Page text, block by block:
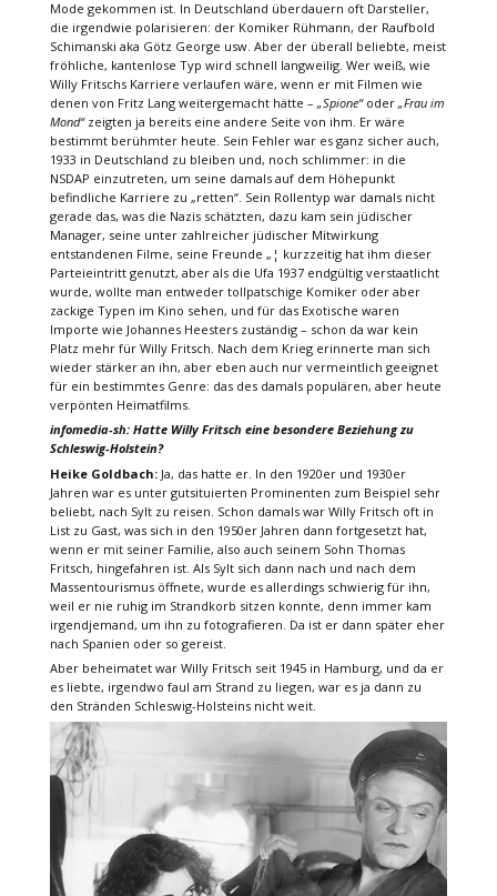
Mode gekommen ist. In Deutschland überdauern oft Darsteller,
die irgendwie polarisieren: der Komiker Rühmann, der Raufbold
Schimanski aka Götz George usw. Aber der überall beliebte, meist
fröhliche, kantenlose Typ wird schnell langweilig. Wer weiß, wie
Willy Fritschs Karriere verlaufen wäre, wenn er mit Filmen wie
denen von Fritz Lang weitergemacht hätte – „Spione“oder „Frau im
Mond“zeigten ja bereits eine andere Seite von ihm. Er wäre
bestimmt berühmter heute. Sein Fehler war es ganz sicher auch,
1933 in Deutschland zu bleiben und, noch schlimmer: in die
NSDAP einzutreten, um seine damals auf dem Höhepunkt
befindliche Karriere zu „retten“. Sein Rollentyp war damals nicht
gerade das, was die Nazis schätzten, dazu kam sein jüdischer
Manager, seine unter zahlreicher jüdischer Mitwirkung
entstandenen Filme, seine Freunde „¦ kurzzeitig hat ihm dieser
Parteieintritt genutzt, aber als die Ufa 1937 endgültig verstaatlicht
wurde, wollte man entweder tollpatschige Komiker oder aber
zackige Typen im Kino sehen, und für das Exotische waren
Importe wie Johannes Heesters zuständig – schon da war kein
Platz mehr für Willy Fritsch. Nach dem Krieg erinnerte man sich
wieder stärker an ihn, aber eben auch nur vermeintlich geeignet
für ein bestimmtes Genre: das des damals populären, aber heute
verpönten Heimatfilms.
infomedia-sh: Hatte Willy Fritsch eine besondere Beziehung zu
Schleswig-Holstein?
Heike Goldbach:Ja, das hatte er. In den 1920er und 1930er
Jahren war es unter gutsituierten Prominenten zum Beispiel sehr
beliebt, nach Sylt zu reisen. Schon damals war Willy Fritsch oft in
List zu Gast, was sich in den 1950er Jahren dann fortgesetzt hat,
wenn er mit seiner Familie, also auch seinem Sohn Thomas
Fritsch, hingefahren ist. Als Sylt sich dann nach und nach dem
Massentourismus öffnete, wurde es allerdings schwierig für ihn,
weil er nie ruhig im Strandkorb sitzen konnte, denn immer kam
irgendjemand, um ihn zu fotografieren. Da ist er dann später eher
nach Spanien oder so gereist.
Aber beheimatet war Willy Fritsch seit 1945 in Hamburg, und da er
es liebte, irgendwo faul am Strand zu liegen, war es ja dann zu
den Stränden Schleswig-Holsteins nicht weit.